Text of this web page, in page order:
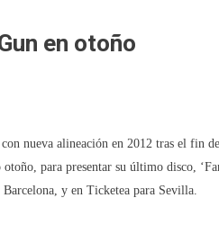
en otoño
nueva alineación en 2012 tras el fin
para presentar su último disco,
y en Ticketea para Sevilla.